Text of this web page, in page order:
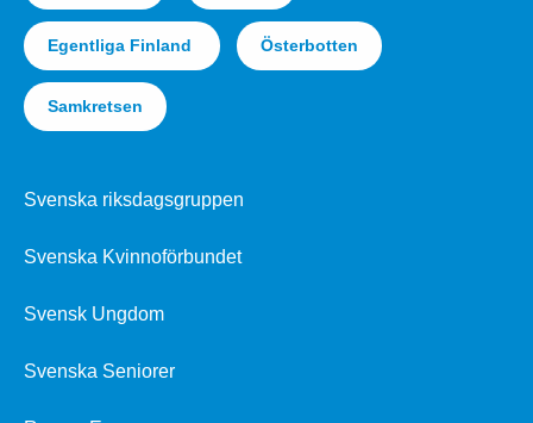
Egentliga Finland Österbotten
Samkretsen
Svenska riksdagsgruppen
Svenska Kvinnoförbundet
Svensk Ungdom
Svenska Seniorer